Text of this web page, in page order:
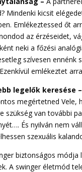
Mindenki kicsit
Emlékeztessed őt
az érzéseidet,
neki a főzési
szívesen
emlékeztet
legelők keresése –
megértetned Vele,
szükség van további
És nyilván nem
szexuális
biztonságos módja
A swinger életmód